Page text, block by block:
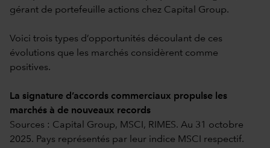
gérant de portefeuille actions chez Capital Group.
Voici trois types d’opportunités découlant de ces
évolutions que les marchés considèrent comme
positives.
La signature d’accords commerciaux propulse les
marchés à de nouveaux records
Sources : Capital Group, MSCI, RIMES. Au 31 octobre
2025. Pays représentés par leur indice MSCI respectif.